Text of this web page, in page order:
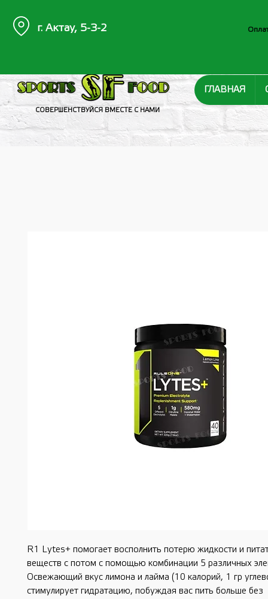
СОВЕРШЕНСТВУЙСЯ ВМЕСТЕ С НАМИ
ГЛАВНАЯ
г. Актау, 5-3-2
R1 Lytes+ помогает восполнить потерю жидкости и
веществ с потом с помощью комбинации 5 различных
Освежающий вкус лимона и лайма (10 калорий, 1 гр
стимулирует гидратацию, побуждая вас пить больше без